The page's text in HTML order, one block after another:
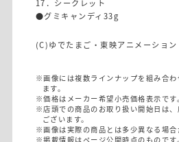
17．シークレット
●グミキャンディ33g
(C)ゆでたまご・東映アニメーション
※画像には複数ラインナップを組み合
ます。
※価格はメーカー希望小売価格表示です。
※店頭での商品のお取り扱い開始日は
ございます。
※画像は実際の商品とは多少異なる場合
※掲載情報はページ公開時点のもので